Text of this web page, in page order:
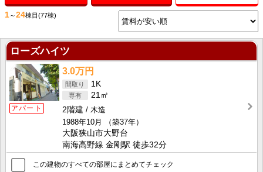
1～24棟目 (77棟)
ローズハイツ
アパート
3.0万円
1K
21㎡
2階建
木造
1988年10月
（築37年）
大阪狭山市大野台
南海高野線 金剛駅 徒歩32分
この建物のすべての部屋にまとめてチェック